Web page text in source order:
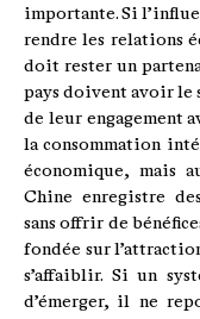
importante. Si
rendre les relations
doit rester un
pays doivent avoir le
de leur engagement
la consommation
économique, mais
Chine enregistre
sans offrir de
fondée sur
s’affaiblir. Si un
d’émerger, il ne